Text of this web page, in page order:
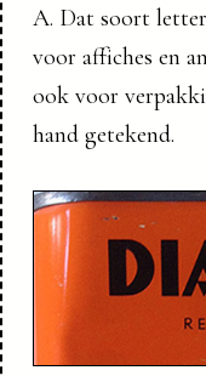
A. Dat soort
voor affiches en
ook voor
hand getekend.